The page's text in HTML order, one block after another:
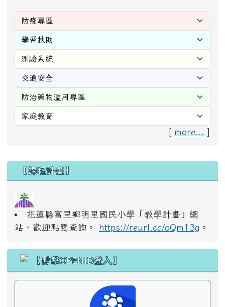
[ more...
右邊區域內容
【課程計畫】
花蓮縣富里鄉明里國民小學「教學計畫」網
站，歡迎點閱查詢。
https://reurl.cc/oQm13g 。